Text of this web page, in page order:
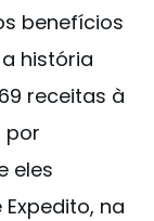
benefícios
história
receitas à
por
eles
na